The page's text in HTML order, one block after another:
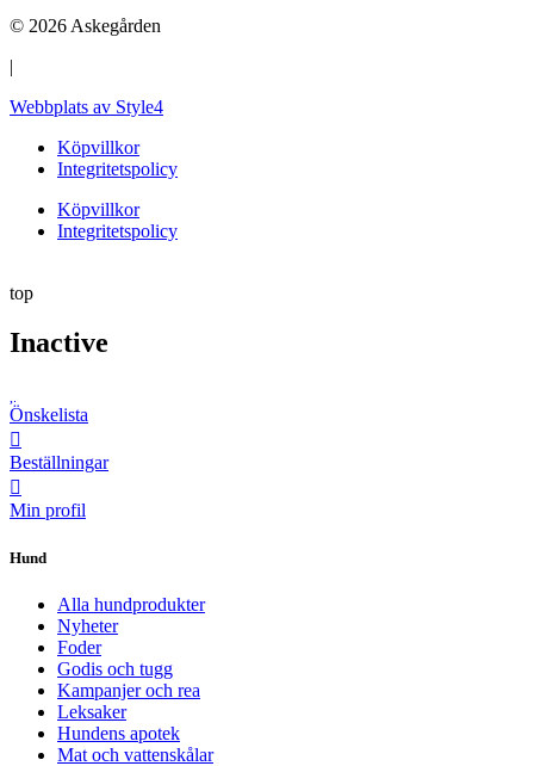
© 2026 Askegården
|
Webbplats av Style4
Köpvillkor
Integritetspolicy
Köpvillkor
Integritetspolicy
top
Inactive
Önskelista
Beställningar
Min profil
Hund
Alla hundprodukter
Nyheter
Foder
Godis och tugg
Kampanjer och rea
Leksaker
Hundens apotek
Mat och vattenskålar